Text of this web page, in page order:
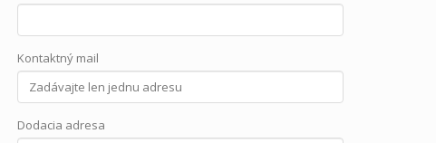
Kontaktný mail
Dodacia adresa